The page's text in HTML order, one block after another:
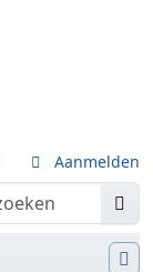
Aanmelden